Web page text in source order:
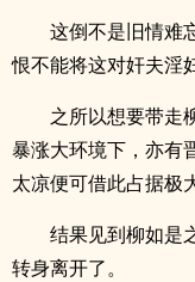
这倒不是旧情难
恨不能将这对奸夫淫
之所以想要带走
暴涨大环境下，亦有
太凉便可借此占据极
结果见到柳如是
转身离开了。